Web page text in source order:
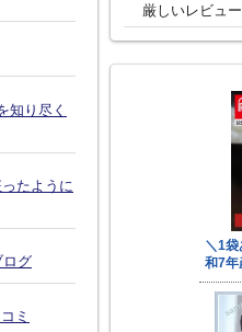
知り尽く
たように
ログ
ミ
厳しいレビュー